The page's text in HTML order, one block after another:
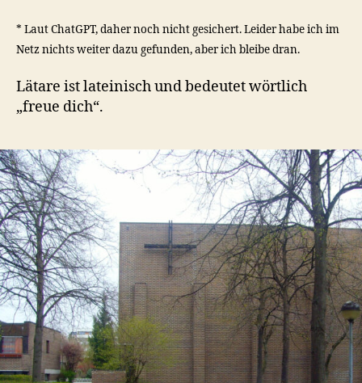
* Laut ChatGPT, daher noch nicht gesichert. Leider habe ich im
Netz nichts weiter dazu gefunden, aber ich bleibe dran.
Lätare ist lateinisch und bedeutet wörtlich
„freue dich“.